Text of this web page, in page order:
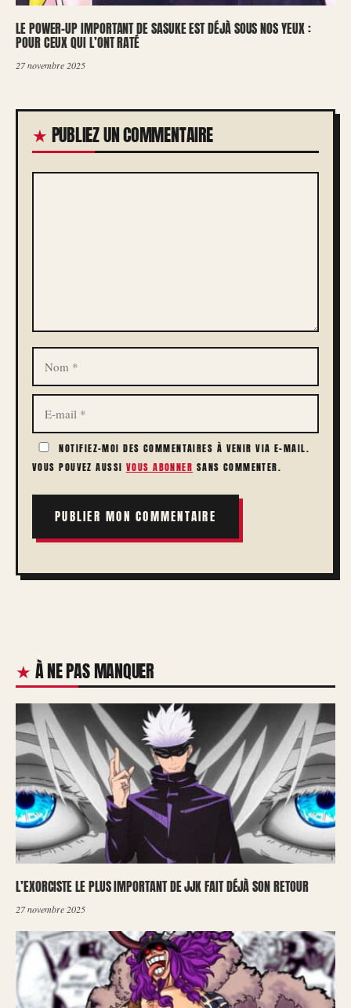
LE POWER-UP IMPORTANT DE SASUKE EST DÉJÀ SOUS NOS YEUX :
POUR CEUX QUI L’ONT RATÉ
27 novembre 2025
PUBLIEZ UN COMMENTAIRE
COMMENTAIRE
NOM
E-
MAIL
NOTIFIEZ-MOI DES COMMENTAIRES À VENIR VIA E-MAIL.
VOUS POUVEZ AUSSI VOUS ABONNER SANS COMMENTER.
À NE PAS MANQUER
L’EXORCISTE LE PLUS IMPORTANT DE JJK FAIT DÉJÀ SON RETOUR
27 novembre 2025